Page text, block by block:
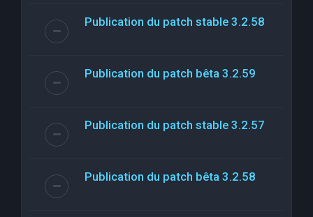
Publication du patch stable 3.2.58
Publication du patch bêta 3.2.59
Publication du patch stable 3.2.57
Publication du patch bêta 3.2.58